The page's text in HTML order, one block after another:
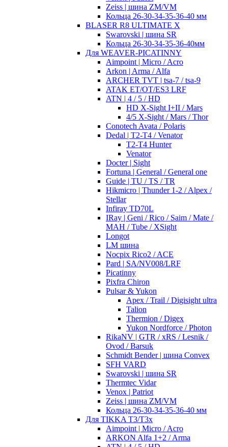
Zeiss | шина ZM/VM
Кольца 26-30-34-35-36-40 мм
BLASER R8 ULTIMATE X
Swarovski | шина SR
Кольца 26-30-34-35-36-40мм
Для WEAVER-PICATINNY
Aimpoint | Micro / Acro
Arkon | Arma / Alfa
ARCHER TVT | tsa-7 / tsa-9
ATAK ET/OT/ES3 LRF
ATN | 4 / 5 / HD
HD X-Sight I+II / Mars
4/5 X-Sight / Mars / Thor
Conotech Avata / Polaris
Dedal | T2-T4 / Venator
T2-T4 Hunter
Venator
Docter | Sight
Fortuna | General / General one
Guide | TU / TS / TR
Hikmicro | Thunder 1-2 / Alpex /
Stellar
Infiray TD70L
IRay | Geni / Rico / Saim / Mate /
MAH / Tube / XSight
Longot
LM шина
Nocpix Rico2 / ACE
Pard | SA/NV008/LRF
Picatinny
Pixfra Chiron
Pulsar & Yukon
Apex / Trail / Digisight ultra
Talion
Thermion / Digex
Yukon Nordforce / Photon
RikaNV | GTR / xRS / Lesnik /
Ovod / Barsuk
Schmidt Bender | шина Convex
SFH VARD
Swarovski | шина SR
Thermtec Vidar
Venox | Patriot
Zeiss | шина ZM/VM
Кольца 26-30-34-35-36-40 мм
Для TIKKA T3/T3x
Aimpoint | Micro / Acro
ARKON Alfa 1+2 / Arma